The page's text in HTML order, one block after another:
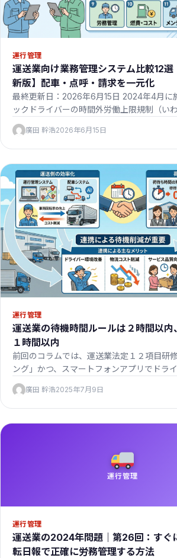
運行管理
運送業向け業務管理システム比較12
新版】配車・点呼・請求を一元化
最終更新日：2026年6月15日 2024年4月に
ックドライバーの時間外労働上限規制（い
年…
廣田 幹浩2026年6月15日
運行管理
運送業の待機時間ルールは２時間以内
１時間以内
前回のコラムでは、運送業法定１２項目研
ング」かつ、スマートフォンアプリでドラ
講する方法につ…
廣田 幹浩2025年7月9日
運行管理
運行管理
運送業の2024年問題｜第26回：すぐ
転日報で正確に労務管理する方法